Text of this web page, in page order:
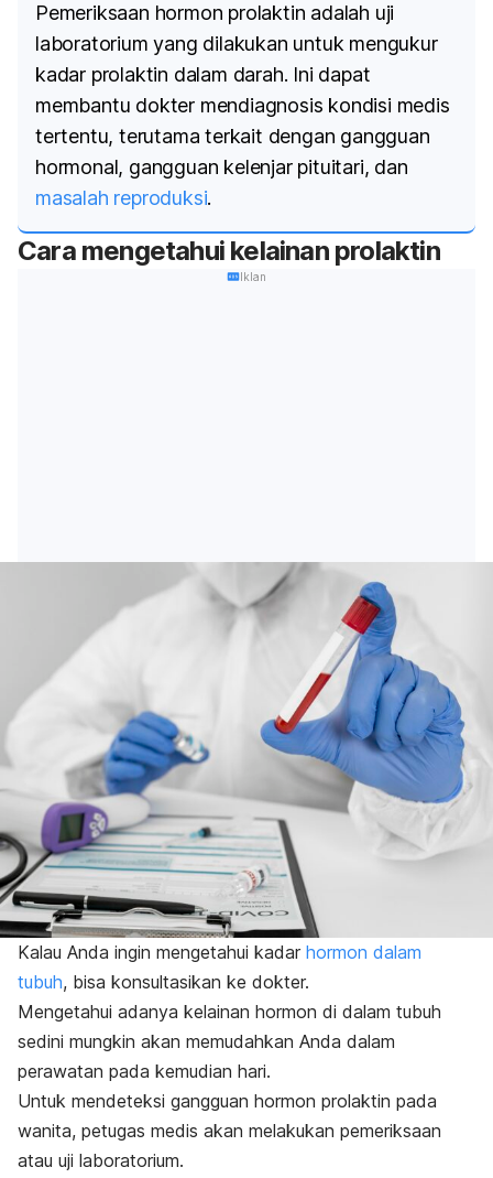
Pemeriksaan hormon prolaktin adalah uji
laboratorium yang dilakukan untuk mengukur
kadar prolaktin dalam darah. Ini dapat
membantu dokter mendiagnosis kondisi medis
tertentu, terutama terkait dengan gangguan
hormonal, gangguan kelenjar pituitari, dan
masalah reproduksi.
Cara mengetahui kelainan prolaktin
Iklan
Kalau Anda ingin mengetahui kadar hormon dalam
tubuh, bisa konsultasikan ke dokter.
Mengetahui adanya kelainan hormon di dalam tubuh
sedini mungkin akan memudahkan Anda dalam
perawatan pada kemudian hari.
Untuk mendeteksi gangguan hormon prolaktin pada
wanita, petugas medis akan melakukan pemeriksaan
atau uji laboratorium.